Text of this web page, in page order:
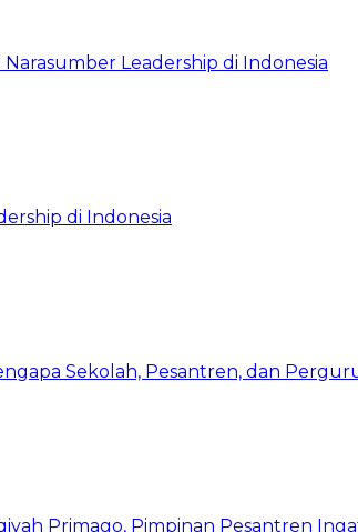
Leadership di Indonesia
di Indonesia
Sekolah, Pesantren, dan
Primago, Pimpinan Pesantren